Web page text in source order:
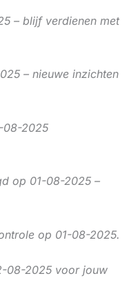
– blijf verdienen met
– nieuwe inzichten
08-2025
op 01-08-2025 –
op 01-08-2025.
08-2025 voor jouw